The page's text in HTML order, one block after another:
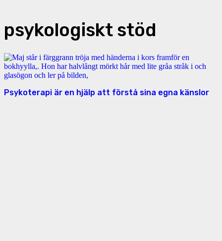
psykologiskt stöd
Psykoterapi är en hjälp att förstå sina egna känslor